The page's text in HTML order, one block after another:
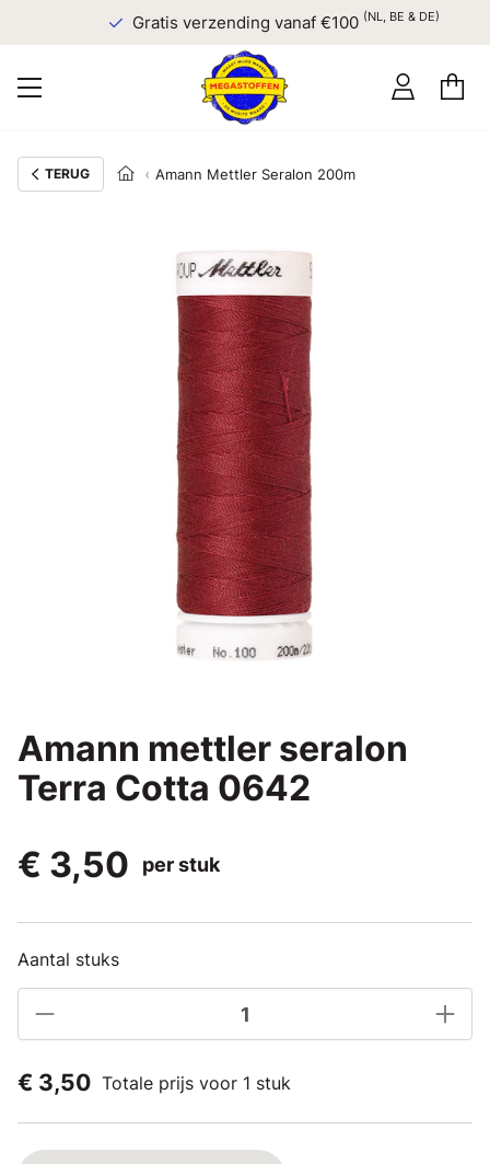
Gratis verzending vanaf €100(NL, BE & DE)
TERUG Amann Mettler Seralon 200m
Amann mettler seralon
Terra Cotta 0642
€ 3,50
per stuk
Aantal stuks
€ 3,50 Totale prijs voor 1 stuk